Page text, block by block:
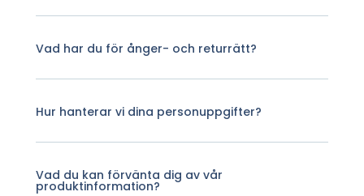
Vad har du för ånger- och returrätt?
Hur hanterar vi dina personuppgifter?
Vad du kan förvänta dig av vår
produktinformation?